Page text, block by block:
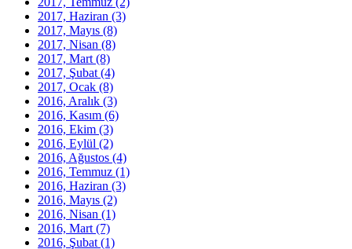
2017, Haziran (3)
2017, Mayıs (8)
2017, Nisan (8)
2017, Mart (8)
2017, Şubat (4)
2017, Ocak (8)
2016, Aralık (3)
2016, Kasım (6)
2016, Ekim (3)
2016, Eylül (2)
2016, Ağustos (4)
2016, Temmuz (1)
2016, Haziran (3)
2016, Mayıs (2)
2016, Nisan (1)
2016, Mart (7)
2016, Şubat (1)